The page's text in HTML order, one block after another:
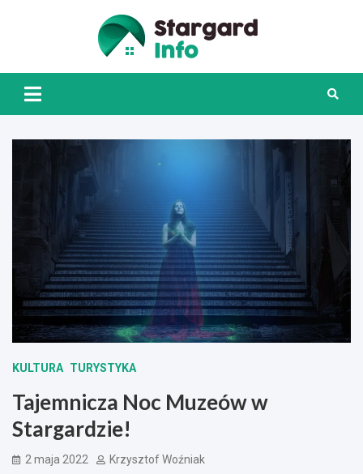
INFO
KULTURA TURYSTYKA
Tajemnicza Noc Muzeów w
Stargardzie!
2 maja 2022 Krzysztof Woźniak